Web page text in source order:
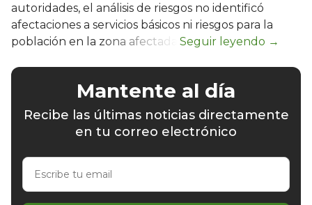
autoridades, el análisis de riesgos no identificó
afectaciones a servicios básicos ni riesgos para la
población en la zona afectada.
Mantente al día
Recibe las últimas noticias directamente
en tu correo electrónico
Escribe
email